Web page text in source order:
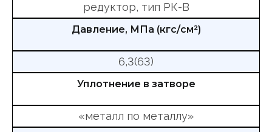
редуктор, тип РК-В
Давление, МПа (кгс/см²)
6,3(63)
Уплотнение в затворе
«металл по металлу»